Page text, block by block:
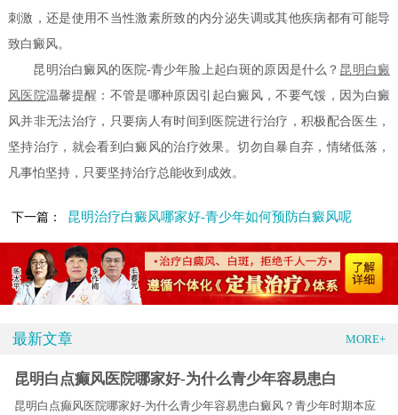
刺激，还是使用不当性激素所致的内分泌失调或其他疾病都有可能导
致白癜风。
昆明治白癜风的医院-青少年脸上起白斑的原因是什么？ 昆明白癜
风医院温馨提醒：不管是哪种原因引起白癜风，不要气馁，因为白癜
风并非无法治疗，只要病人有时间到医院进行治疗，积极配合医生，
坚持治疗，就会看到白癜风的治疗效果。切勿自暴自弃，情绪低落，
凡事怕坚持，只要坚持治疗总能收到成效。
下一篇： 昆明治疗白癜风哪家好-青少年如何预防白癜风呢
最新文章 MORE+
昆明白点癫风医院哪家好-为什么青少年容易患白
昆明白点癫风医院哪家好-为什么青少年容易患白癜风？青少年时期本应